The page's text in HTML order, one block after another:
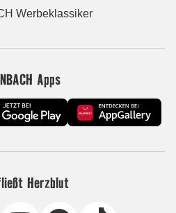
Werbeklassiker
Apps
Herzblut